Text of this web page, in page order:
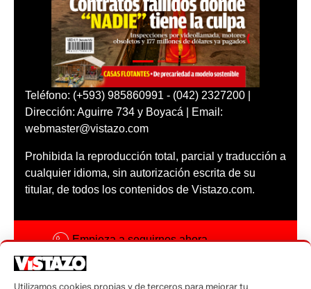
Teléfono: (+593) 985860991 - (042) 2327200 |
Dirección: Aguirre 734 y Boyacá | Email:
webmaster@vistazo.com
Prohibida la reproducción total, parcial y traducción a
cualquier idioma, sin autorización escrita de su
titular, de todos los contenidos de Vistazo.com.
Empieza a seguirnos ahora
Utilizamos cookies propias y de terceros para mejorar tu